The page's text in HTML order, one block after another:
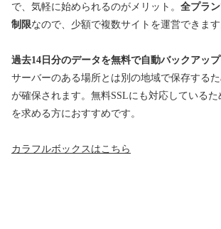
で、気軽に始められるのがメリット。 全プラ
制限なので、少額で複数サイトを運営できます
過去14日分のデータを無料で自動バックアッ
サーバーのある場所とは別の地域で保存する
が確保されます。無料SSLにも対応している
を求める方におすすめです。
カラフルボックスはこちら